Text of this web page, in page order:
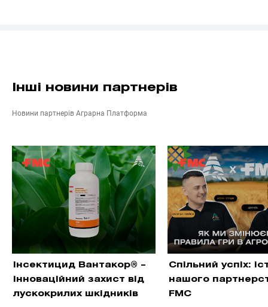
Інші новини партнерів
Новини партнерів Аграрна Платформа
Інсектицид Вантакор® –
інноваційний захист від
лускокрилих шкідників
Спільний успіх:
нашого
FMC